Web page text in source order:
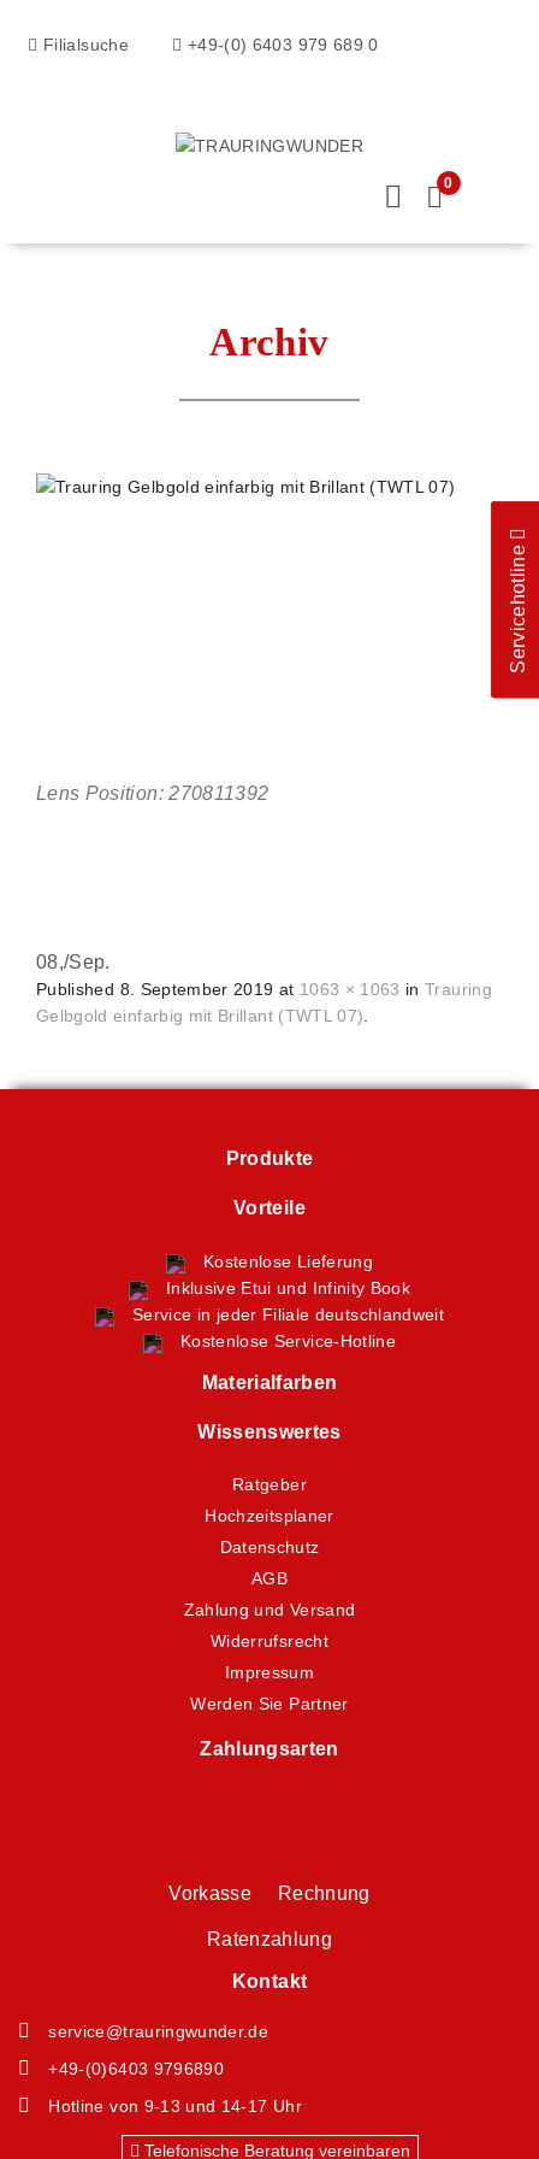
Filialsuche +49-(0) 6403 979 689 0
0
Archiv
Lens Position: 270811392
08,/Sep.
Published 8. September 2019 at 1063 × 1063 inTrauring
Gelbgold einfarbig mit Brillant (TWTL 07).
Produkte
Vorteile
Kostenlose Lieferung
Inklusive Etui und Infinity Book
Service in jeder Filiale deutschlandweit
Kostenlose Service-Hotline
Materialfarben
Wissenswertes
Ratgeber
Hochzeitsplaner
Datenschutz
AGB
Zahlung und Versand
Widerrufsrecht
Impressum
Werden Sie Partner
Zahlungsarten
Vorkasse Rechnung
Ratenzahlung
Kontakt
service@trauringwunder.de
+49-(0)6403 9796890
Hotline von 9-13 und 14-17 Uhr
Telefonische Beratung vereinbaren
Servicehotline